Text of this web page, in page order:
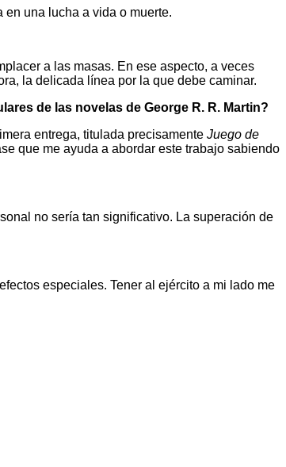
una lucha a vida o muerte.
a las masas. En ese aspecto, a veces
la delicada línea por la que debe caminar.
de las novelas de George R. R. Martin?
entrega, titulada precisamente Juego de
que me ayuda a abordar este trabajo sabiendo
no sería tan significativo. La superación de
especiales. Tener al ejército a mi lado me